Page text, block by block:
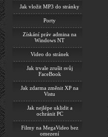
Jak vložit MP3 do stránky
Porty
Získání práv admina na
Windows NT
Video do stránek
Jak trvale zrušit svůj
FaceBook
Jak zdarma změnit XP na
Vistu
Jak nejlépe uklidit a
ochránit PC
Filmy na MegaVideo bez
omezení